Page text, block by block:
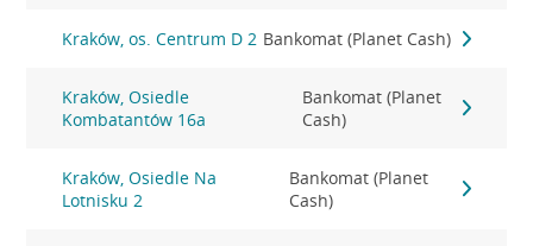
Kraków, os. Centrum D 2 Bankomat (Planet Cash)
Kraków, Osiedle
Kombatantów 16a
Bankomat (Planet
Cash)
Kraków, Osiedle Na
Lotnisku 2
Bankomat (Planet
Cash)